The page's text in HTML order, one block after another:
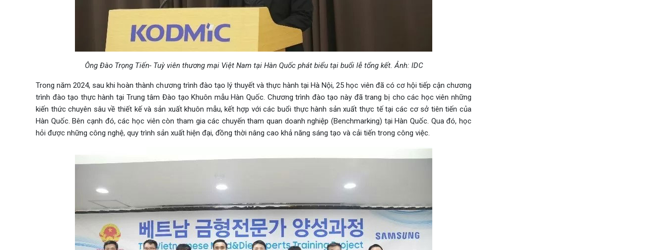
Ông Đào Trọng Tiến- Tuỳ viên thương mại Việt Nam tại Hàn Quốc phát biểu tại buổi lễ tổng kết. Ảnh: IDC
Trong năm 2024, sau khi hoàn thành chương trình đào tạo lý thuyết và thực hành tại Hà Nội, 25 học viên đã có cơ hội tiếp cận chương
trình đào tạo thực hành tại Trung tâm Đào tạo Khuôn mẫu Hàn Quốc. Chương trình đào tạo này đã trang bị cho các học viên những
kiến thức chuyên sâu về thiết kế và sản xuất khuôn mẫu, kết hợp với các buổi thực hành sản xuất thực tế tại các cơ sở tiên tiến của
Hàn Quốc. Bên cạnh đó, các học viên còn tham gia các chuyến tham quan doanh nghiệp (Benchmarking) tại Hàn Quốc. Qua đó, học
hỏi được những công nghệ, quy trình sản xuất hiện đại, đồng thời nâng cao khả năng sáng tạo và cải tiến trong công việc.